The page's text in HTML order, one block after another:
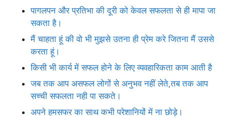
पागलपन और प्रतिभा की दूरी को केवल सफलता से ही मापा जा
सकता है।
मैं चाहता हूं की वो भी मुझसे उतना ही प्रेम करे जितना मैं उससे
करता हूं।
किसी भी कार्य में सफल होने के लिए व्यवहारिकता काम आती है
जब तक आप असफल लोगों से अनुभव नहीं लेते,तब तक आप
सच्ची सफलता नही पा सकते।
अपने हमसफर का साथ कभी परेशानियों में ना छोड़े।